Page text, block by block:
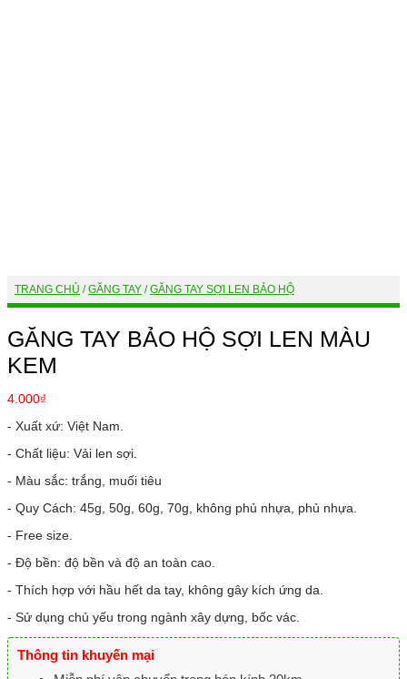
TRANG CHỦ / GĂNG TAY / GĂNG TAY SỢI LEN BẢO HỘ
GĂNG TAY BẢO HỘ SỢI LEN MÀU
KEM
4.000₫
- Xuất xứ: Việt Nam.
- Chất liệu: Vải len sợi.
- Màu sắc: trắng, muối tiêu
- Quy Cách: 45g, 50g, 60g, 70g, không phủ nhựa, phủ nhựa.
- Free size.
- Độ bền: độ bền và độ an toàn cao.
- Thích hợp với hầu hết da tay, không gây kích ứng da.
- Sử dụng chủ yếu trong ngành xây dựng, bốc vác.
Thông tin khuyến mại